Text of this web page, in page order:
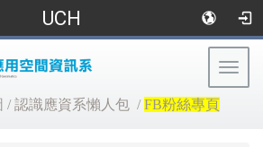
UCH
/認識應資系懶人包 /FB粉絲專頁